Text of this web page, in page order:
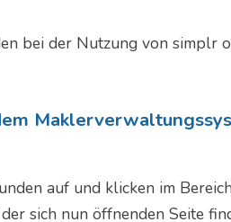
bei der Nutzung von simplr
auf und klicken im
sich nun öffnenden Seite